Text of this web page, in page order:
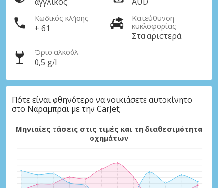
αγγλικός AUD
Κωδικός κλήσης
+ 61
Κατεύθυνση
κυκλοφορίας
Στα αριστερά
Όριο αλκοόλ
0,5 g/l
Πότε είναι φθηνότερο να νοικιάσετε αυτοκίνητο
στο Νάραμπραϊ με την CarJet;
Μηνιαίες τάσεις στις τιμές και τη διαθεσιμότητα
οχημάτων